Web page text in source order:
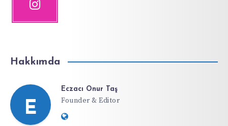
Hakkımda
E
Eczacı Onur Taş
Founder & Editor
Website: